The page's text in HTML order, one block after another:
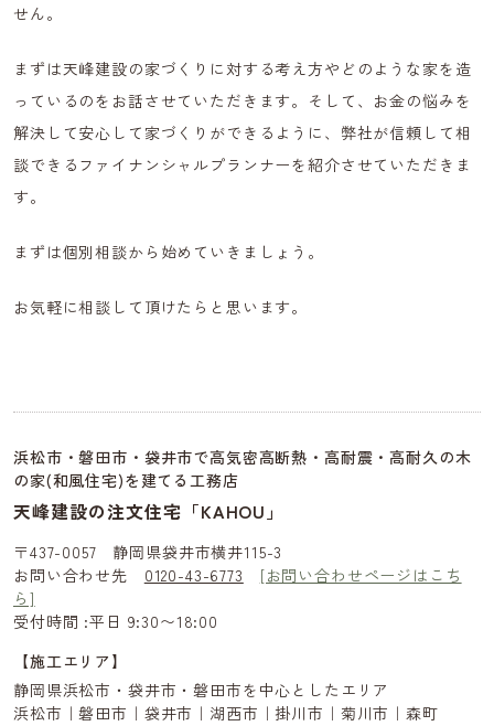
せん。
まずは天峰建設の家づくりに対する考え方やどのような家を造
っているのをお話させていただきます。そして、お金の悩みを
解決して安心して家づくりができるように、弊社が信頼して相
談できるファイナンシャルプランナーを紹介させていただきま
す。
まずは個別相談から始めていきましょう。
お気軽に相談して頂けたらと思います。
浜松市・磐田市・袋井市で高気密高断熱・高耐震・高耐久の木
の家(和風住宅)を建てる工務店
天峰建設の注文住宅「KAHOU」
〒437-0057 静岡県袋井市横井115-3
お問い合わせ先 0120-43-6773
[お問い合わせページはこち
ら]
受付時間 :平日 9:30〜18:00
【施工エリア】
静岡県浜松市・袋井市・磐田市を中心としたエリア
浜松市｜磐田市｜袋井市｜湖西市｜掛川市｜菊川市｜森町